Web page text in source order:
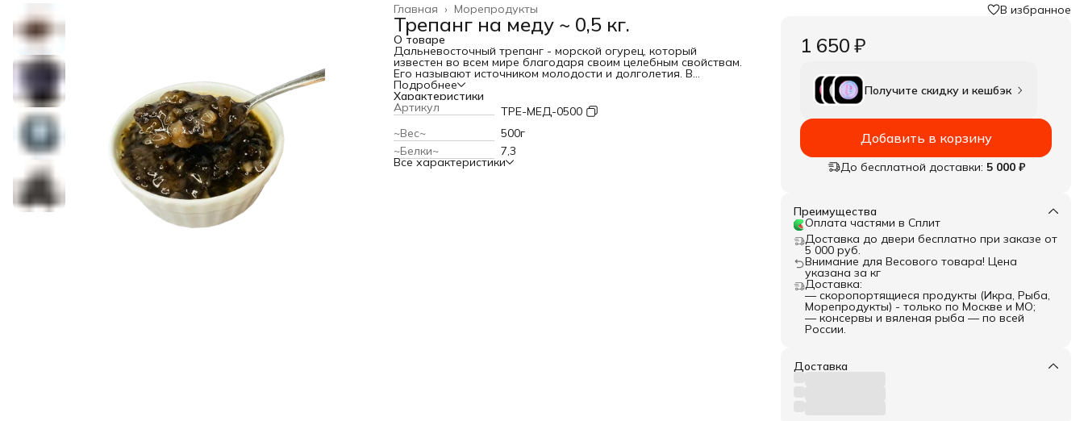
Морепродукты
Главная ›
Трепанг на меду ~ 0,5 кг.
О товаре
Дальневосточный трепанг - морской огурец, который
известен во всем мире благодаря своим целебным свойствам.
Его называют источником молодости и долголетия. В
химический состав трепанга входят витамины H, B2, E, C, B5,
B9, B6, PP, B1, а также рубидий, никель, кальций, магний,
натрий, алюминий, кобальт, хром, сера, бор, марганец, йод,
железо, медь, фтор, цинк, калий и фосфор. Морской огурец
является безумно полезным для организма человека. Его
лекарственная ценность подтверждена экспериментальными
и клиническими исследованиями. Употребление трепанга
способно стабилизировать артериальное давление;
Подробнее
Характеристики
Артикул
ТРЕ-МЕД-0500
~Вес~
500г
~Белки~
7,3
Все характеристики
В избранное
1 650 ₽
Получите скидку и кешбэк
Добавить в корзину
До бесплатной доставки: 5 000 ₽
Преимущества
Оплата частями в Сплит
Доставка до двери бесплатно при заказе от
5 000 руб.
Внимание для Весового товара! Цена
указана за кг
Доставка:
— скоропортящиеся продукты (Икра, Рыба,
Морепродукты) - только по Москве и МО;
— консервы и вяленая рыба — по всей
России.
Доставка